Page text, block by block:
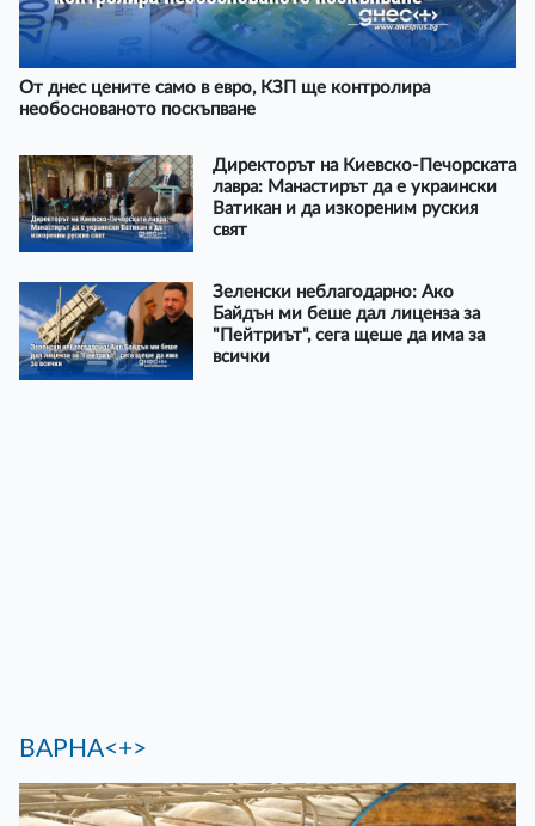
От днес цените само в евро, КЗП ще контролира
необоснованото поскъпване
Директорът на Киевско-Печорската
лавра: Манастирът да е украински
Ватикан и да изкореним руския
свят
Зеленски неблагодарно: Ако
Байдън ми беше дал лиценза за
"Пейтриът", сега щеше да има за
всички
ВАРНА<+>